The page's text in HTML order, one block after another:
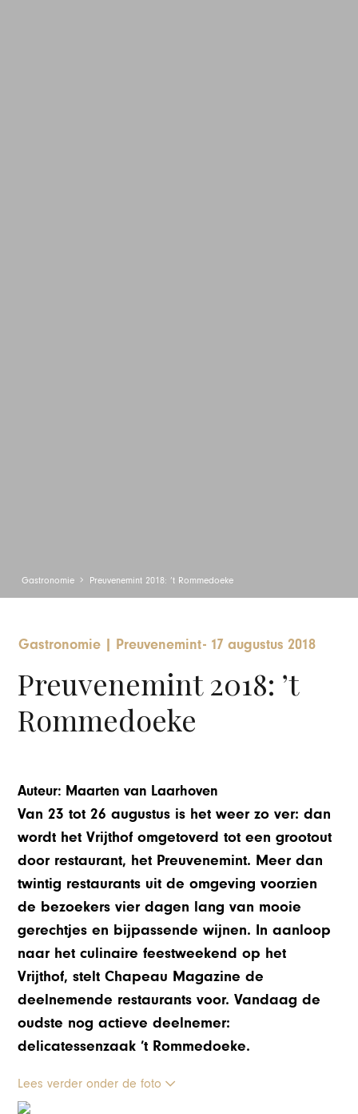
Gastronomie Preuvenemint 2018: ’t Rommedoeke
Gastronomie Preuvenemint- 17 augustus 2018
Preuvenemint 2018: ’t
Rommedoeke
Auteur: Maarten van Laarhoven
Van 23 tot 26 augustus is het weer zo ver: dan
wordt het Vrijthof omgetoverd tot een grootout
door restaurant, het Preuvenemint. Meer dan
twintig restaurants uit de omgeving voorzien
de bezoekers vier dagen lang van mooie
gerechtjes en bijpassende wijnen. In aanloop
naar het culinaire feestweekend op het
Vrijthof, stelt Chapeau Magazine de
deelnemende restaurants voor. Vandaag de
oudste nog actieve deelnemer:
delicatessenzaak ’t Rommedoeke.
Lees verder onder de foto